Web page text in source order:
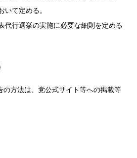
いて定める。
代行選挙の実施に必要な細則を定める
の方法は、党公式サイト等への掲載等